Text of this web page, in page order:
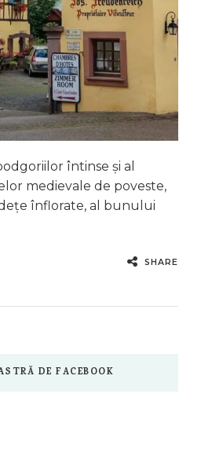
întinse și al
medievale de poveste,
înflorate, al bunului
SHARE
DE FACEBOOK